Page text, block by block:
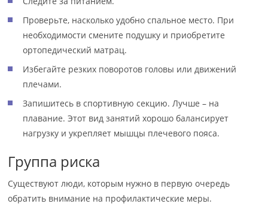
Проверьте, насколько удобно спальное место. При
необходимости смените подушку и приобретите
ортопедический матрац.
Избегайте резких поворотов головы или движений
плечами.
Запишитесь в спортивную секцию. Лучше – на
плавание. Этот вид занятий хорошо балансирует
нагрузку и укрепляет мышцы плечевого пояса.
Группа риска
Существуют люди, которым нужно в первую очередь
обратить внимание на профилактические меры.